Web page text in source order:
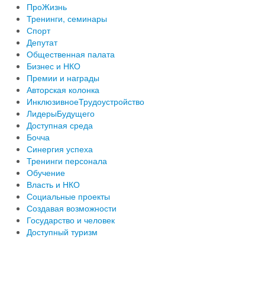
ПроЖизнь
Тренинги, семинары
Спорт
Депутат
Общественная палата
Бизнес и НКО
Премии и награды
Авторская колонка
ИнклюзивноеТрудоустройство
ЛидерыБудущего
Доступная среда
Бочча
Синергия успеха
Тренинги персонала
Обучение
Власть и НКО
Социальные проекты
Создавая возможности
Государство и человек
Доступный туризм